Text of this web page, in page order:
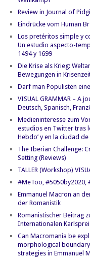
Review in Journal of
Eindrücke vom Human
Los pretéritos simple y
Un estudio aspecto-
1494 y 1699
Die Krise als Krieg:
Bewegungen in
Darf man Populisten
VISUAL GRAMMAR – A
Deutsch, Spanisch,
Medieninteresse zum
estudios en Twitter tras
Hebdo’ y en la ciudad
The Iberian Challenge:
Setting (Reviews)
TALLER (Workshop)
#MeToo, #5050by2020,
Emmanuel Macron an
der Romanistik
Romanistischer Beitrag
Internationalen
Can Macromania be
morphological
strategies in Emmanuel